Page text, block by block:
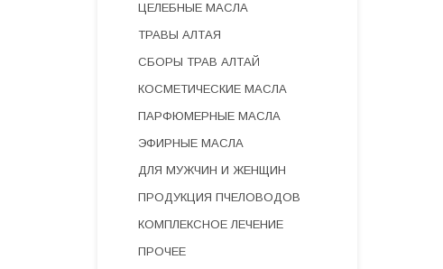
ЦЕЛЕБНЫЕ МАСЛА
ТРАВЫ АЛТАЯ
СБОРЫ ТРАВ АЛТАЙ
КОСМЕТИЧЕСКИЕ МАСЛА
ПАРФЮМЕРНЫЕ МАСЛА
ЭФИРНЫЕ МАСЛА
ДЛЯ МУЖЧИН И ЖЕНЩИН
ПРОДУКЦИЯ ПЧЕЛОВОДОВ
КОМПЛЕКСНОЕ ЛЕЧЕНИЕ
ПРОЧЕЕ